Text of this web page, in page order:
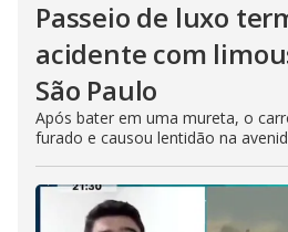
Passeio de luxo
acidente com
São Paulo
Após bater em uma mureta, o
furado e causou lentidão na